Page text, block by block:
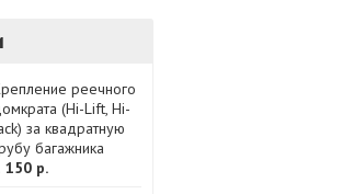
реечного
(Hi-Lift, Hi-
за квадратную
багажника
150 р.